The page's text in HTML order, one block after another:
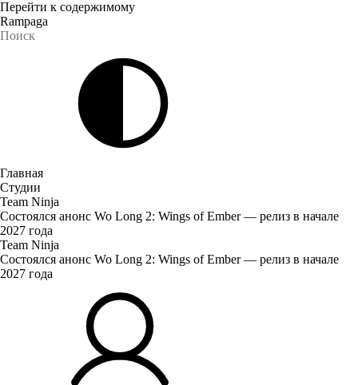
Перейти к содержимому
Rampaga
Главная
Студии
Team Ninja
Состоялся анонс Wo Long 2: Wings of Ember — релиз в начале
2027 года
Team Ninja
Состоялся анонс Wo Long 2: Wings of Ember — релиз в начале
2027 года